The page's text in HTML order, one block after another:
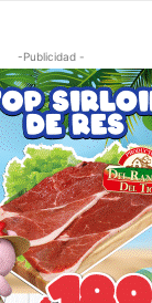
-Publicidad -